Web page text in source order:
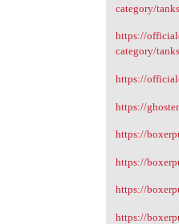
category/
https://
category/
https://
https://
https://
https://
https://
https://